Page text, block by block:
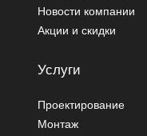
Новости компании
Акции и скидки
Услуги
Проектирование
Монтаж